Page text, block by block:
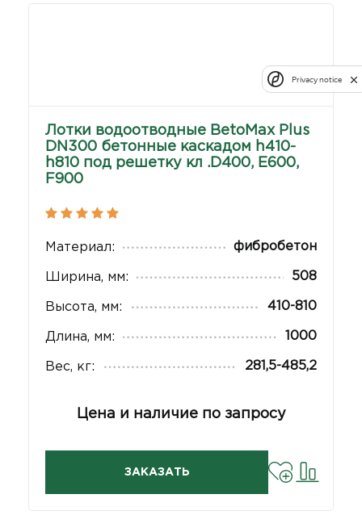
Лотки водоотводные BetoMax Plus
DN300 бетонные каскадом h410-
h810 под решетку кл .D400, E600,
F900
Материал: фибробетон
Ширина, мм: 508
Высота, мм: 410-810
Длина, мм: 1000
Вес, кг: 281,5-485,2
Цена и наличие по запросу
ЗАКАЗАТЬ
Privacy notice